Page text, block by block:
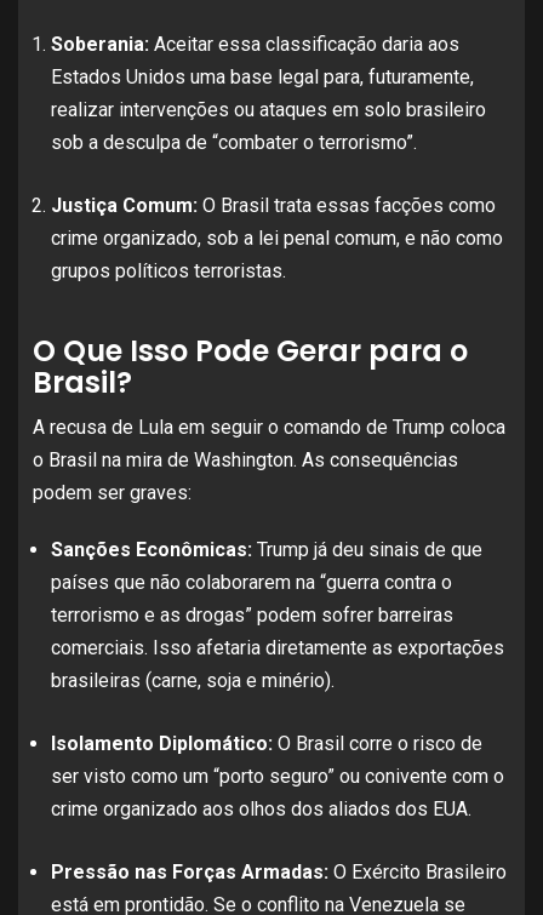
Soberania: Aceitar essa classificação daria aos
Estados Unidos uma base legal para, futuramente,
realizar intervenções ou ataques em solo brasileiro
sob a desculpa de “combater o terrorismo”.
Justiça Comum: O Brasil trata essas facções como
crime organizado, sob a lei penal comum, e não como
grupos políticos terroristas.
O Que Isso Pode Gerar para o
Brasil?
A recusa de Lula em seguir o comando de Trump coloca
o Brasil na mira de Washington. As consequências
podem ser graves:
Sanções Econômicas: Trump já deu sinais de que
países que não colaborarem na “guerra contra o
terrorismo e as drogas” podem sofrer barreiras
comerciais. Isso afetaria diretamente as exportações
brasileiras (carne, soja e minério).
Isolamento Diplomático: O Brasil corre o risco de
ser visto como um “porto seguro” ou conivente com o
crime organizado aos olhos dos aliados dos EUA.
Pressão nas Forças Armadas: O Exército Brasileiro
está em prontidão. Se o conflito na Venezuela se